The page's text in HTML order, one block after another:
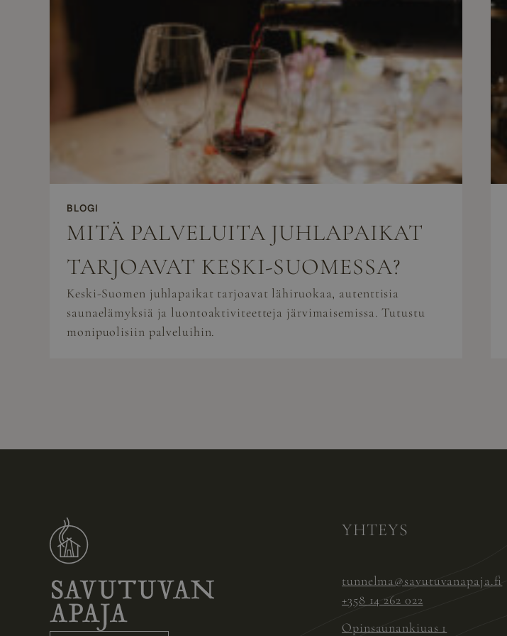
BLOGI
MITÄ PALVELUITA JUHLAPAIKAT
TARJOAVAT KESKI-SUOMESSA?
Keski-Suomen juhlapaikat tarjoavat lähiruokaa, autenttisia
saunaelämyksiä ja luontoaktiviteetteja järvimaisemissa. Tutustu
monipuolisiin palveluihin.
YHTEYS
tunnelma@savutuvanapaja.fi
+358 14 262 022
Opinsaunankiuas 1